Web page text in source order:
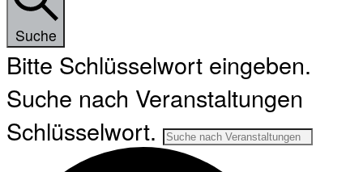
Suche
Bitte Schlüsselwort eingeben.
Suche nach Veranstaltungen
Schlüsselwort.